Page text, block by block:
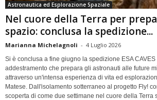
Astronautica ed Esplorazione Spaziale
Nel cuore della Terra per
spazio: conclusa la spedizione...
Marianna Michelagnoli - 4 Luglio 2026
Si è conclusa a fine giugno la spedizione ESA
addestramento che prepara gli astronauti alle future
attraverso un'intensa esperienza di vita ed
Matese. Dall'isolamento sotterraneo al progetto Fly!
scoperta di come due settimane nel cuore della Terra